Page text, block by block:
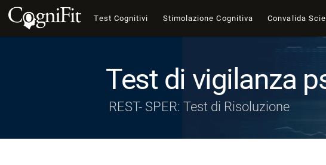
Test Cognitivi Stimolazione Cognitiva Convalida
Test di vigilanza
REST- SPER: Test di Risoluzione